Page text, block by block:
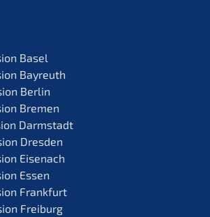
Basel
Bayreuth
Berlin
Bremen
Darmstadt
Dresden
Eisenach
Essen
Frankfurt
Freiburg